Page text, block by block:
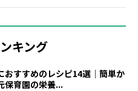
キング
おすすめのレシピ14選｜簡単か
保育園の栄養...